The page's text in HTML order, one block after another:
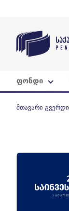
ფონდი
მთავარი გვერდი